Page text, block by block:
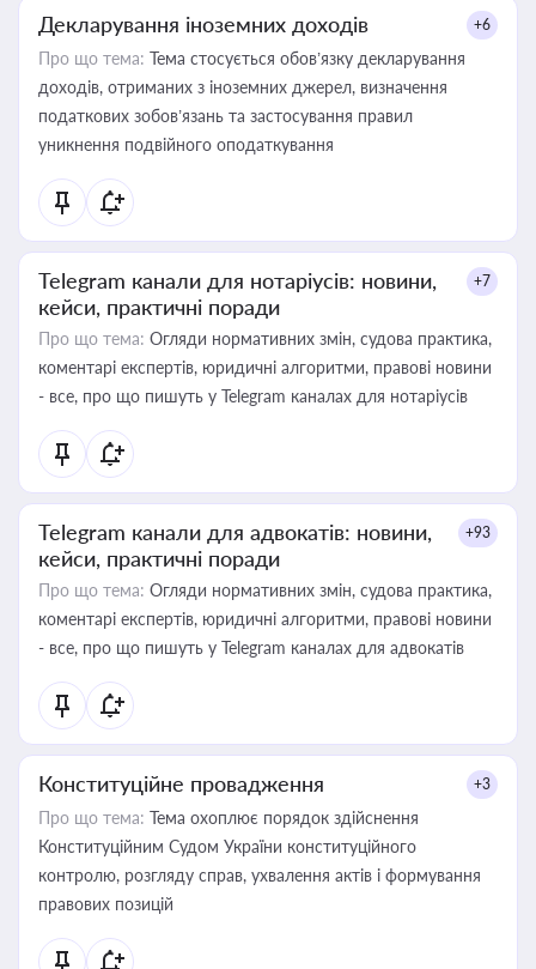
Декларування іноземних доходів +6
Про що тема: Тема стосується обов’язку декларування
доходів, отриманих з іноземних джерел, визначення
податкових зобов’язань та застосування правил
уникнення подвійного оподаткування
Telegram канали для нотаріусів: новини,
кейси, практичні поради
+7
Про що тема: Огляди нормативних змін, судова практика,
коментарі експертів, юридичні алгоритми, правові новини
- все, про що пишуть у Telegram каналах для нотаріусів
Telegram канали для адвокатів: новини,
кейси, практичні поради
+93
Про що тема: Огляди нормативних змін, судова практика,
коментарі експертів, юридичні алгоритми, правові новини
- все, про що пишуть у Telegram каналах для адвокатів
Конституційне провадження +3
Про що тема: Тема охоплює порядок здійснення
Конституційним Судом України конституційного
контролю, розгляду справ, ухвалення актів і формування
правових позицій